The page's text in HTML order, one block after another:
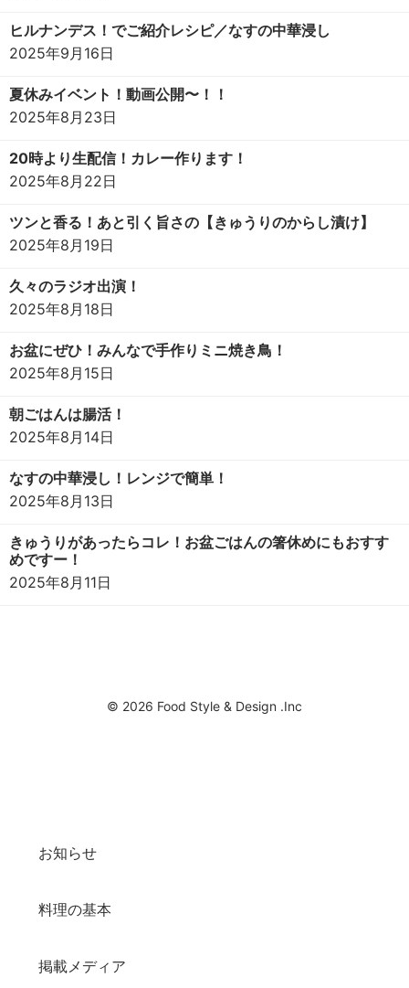
ヒルナンデス！でご紹介レシピ／なすの中華浸し
2025年9月16日
夏休みイベント！動画公開〜！！
2025年8月23日
20時より生配信！カレー作ります！
2025年8月22日
ツンと香る！あと引く旨さの【きゅうりのからし漬け】
2025年8月19日
久々のラジオ出演！
2025年8月18日
お盆にぜひ！みんなで手作りミニ焼き鳥！
2025年8月15日
朝ごはんは腸活！
2025年8月14日
なすの中華浸し！レンジで簡単！
2025年8月13日
きゅうりがあったらコレ！お盆ごはんの箸休めにもおすす
めですー！
2025年8月11日
© 2026 Food Style & Design .Inc
お知らせ
料理の基本
掲載メディア